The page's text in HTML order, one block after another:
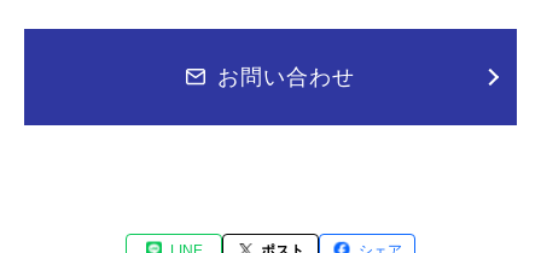
お問い合わせ